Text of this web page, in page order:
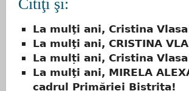
Citiţi şi:
La mulţi ani, Cristina
La mulţi ani, CRISTINA
La mulți ani, Cristina
La mulţi ani, MIRELA
cadrul Primăriei Bistriţa!